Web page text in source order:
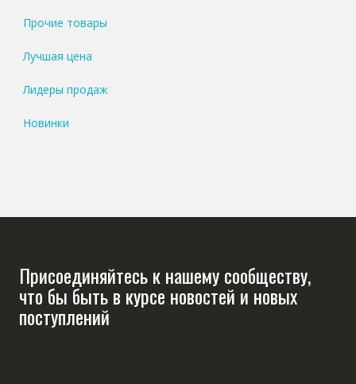
Прочие товары
Лучшая цена
Лидеры продаж
Новинки
Присоединяйтесь к нашему сообществу,
что бы быть в курсе новостей и новых
поступлений